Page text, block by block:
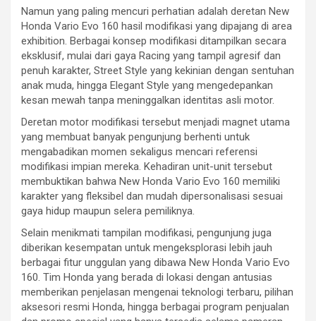
Namun yang paling mencuri perhatian adalah deretan New
Honda Vario Evo 160 hasil modifikasi yang dipajang di area
exhibition. Berbagai konsep modifikasi ditampilkan secara
eksklusif, mulai dari gaya Racing yang tampil agresif dan
penuh karakter, Street Style yang kekinian dengan sentuhan
anak muda, hingga Elegant Style yang mengedepankan
kesan mewah tanpa meninggalkan identitas asli motor.
Deretan motor modifikasi tersebut menjadi magnet utama
yang membuat banyak pengunjung berhenti untuk
mengabadikan momen sekaligus mencari referensi
modifikasi impian mereka. Kehadiran unit-unit tersebut
membuktikan bahwa New Honda Vario Evo 160 memiliki
karakter yang fleksibel dan mudah dipersonalisasi sesuai
gaya hidup maupun selera pemiliknya.
Selain menikmati tampilan modifikasi, pengunjung juga
diberikan kesempatan untuk mengeksplorasi lebih jauh
berbagai fitur unggulan yang dibawa New Honda Vario Evo
160. Tim Honda yang berada di lokasi dengan antusias
memberikan penjelasan mengenai teknologi terbaru, pilihan
aksesori resmi Honda, hingga berbagai program penjualan